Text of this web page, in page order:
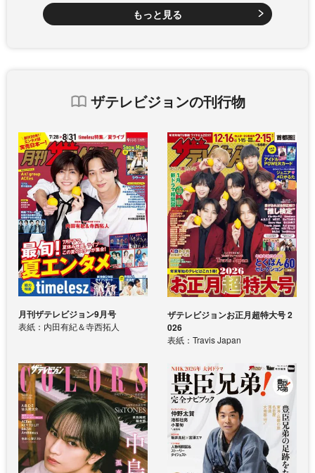
もっと見る
ザテレビジョンの刊行物
月刊ザテレビジョン9月号
表紙：内田有紀＆寺西拓人
ザテレビジョンお正月超特大号 2
026
表紙：Travis Japan